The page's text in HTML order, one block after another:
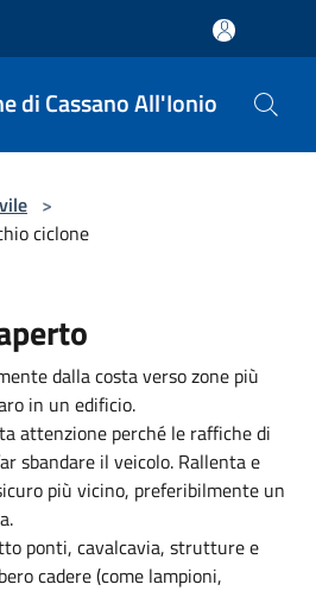
di Cassano All'Ionio
>
ciclone
dalla costa verso zone più
in un edificio.
attenzione perché le raffiche di
sbandare il veicolo. Rallenta e
più vicino, preferibilmente un
ponti, cavalcavia, strutture e
cadere (come lampioni,